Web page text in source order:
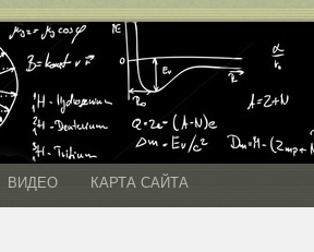
ВИДЕО КАРТА САЙТА